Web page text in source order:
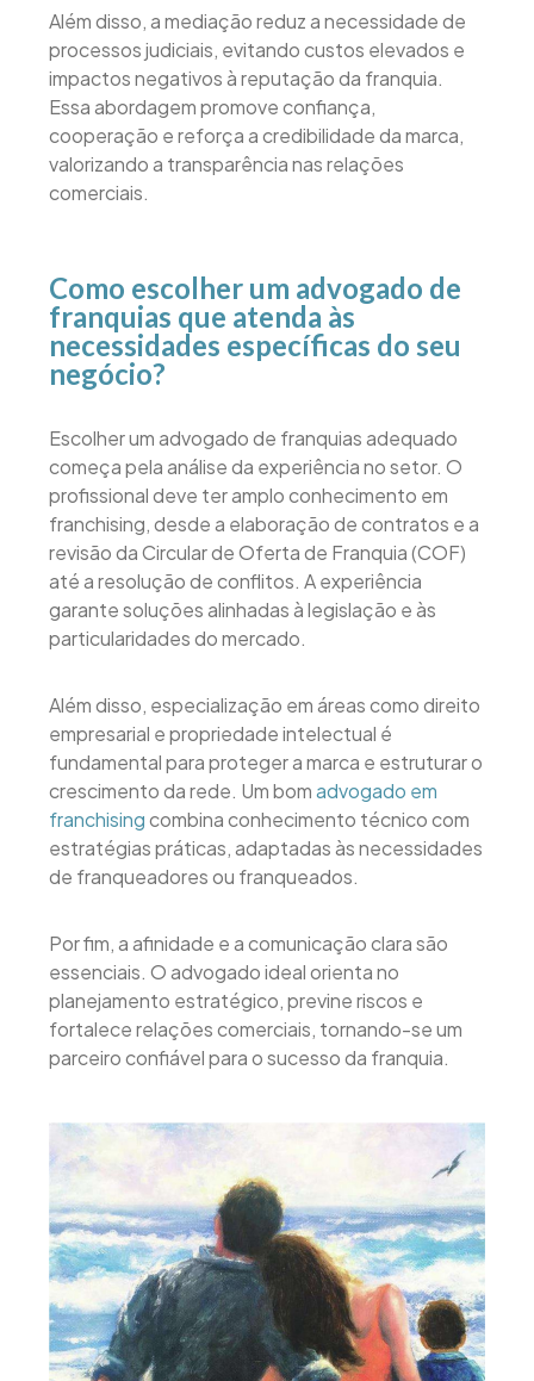
Além disso, a mediação reduz a necessidade de
processos judiciais, evitando custos elevados e
impactos negativos à reputação da franquia.
Essa abordagem promove confiança,
cooperação e reforça a credibilidade da marca,
valorizando a transparência nas relações
comerciais.
Como escolher um advogado de
franquias que atenda às
necessidades específicas do seu
negócio?
Escolher um advogado de franquias adequado
começa pela análise da experiência no setor. O
profissional deve ter amplo conhecimento em
franchising, desde a elaboração de contratos e a
revisão da Circular de Oferta de Franquia (COF)
até a resolução de conflitos. A experiência
garante soluções alinhadas à legislação e às
particularidades do mercado.
Além disso, especialização em áreas como direito
empresarial e propriedade intelectual é
fundamental para proteger a marca e estruturar o
crescimento da rede. Um bomadvogado em
franchisingcombina conhecimento técnico com
estratégias práticas, adaptadas às necessidades
de franqueadores ou franqueados.
Por fim, a afinidade e a comunicação clara são
essenciais. O advogado ideal orienta no
planejamento estratégico, previne riscos e
fortalece relações comerciais, tornando-se um
parceiro confiável para o sucesso da franquia.